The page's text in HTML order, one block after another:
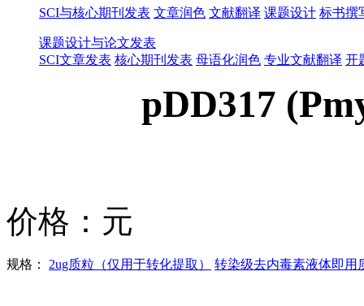
SCI与核心期刊发表 文章润色 文献翻译 课题设计 标书撰
课题设计与论文发表
SCI文章发表 核心期刊发表 母语化润色 专业文献翻译 开
pDD317
价格： 元
规格： 2ug质粒（仅用于转化提取） 转染级去内毒素液体即用